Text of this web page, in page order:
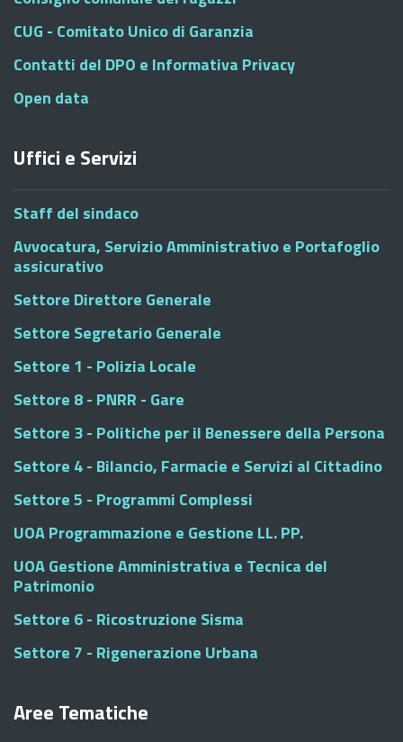
CUG - Comitato Unico di Garanzia
Contatti del DPO e Informativa Privacy
Open data
Uffici e Servizi
Staff del sindaco
Avvocatura, Servizio Amministrativo e Portafoglio
assicurativo
Settore Direttore Generale
Settore Segretario Generale
Settore 1 - Polizia Locale
Settore 8 - PNRR - Gare
Settore 3 - Politiche per il Benessere della Persona
Settore 4 - Bilancio, Farmacie e Servizi al Cittadino
Settore 5 - Programmi Complessi
UOA Programmazione e Gestione LL. PP.
UOA Gestione Amministrativa e Tecnica del
Patrimonio
Settore 6 - Ricostruzione Sisma
Settore 7 - Rigenerazione Urbana
Aree Tematiche